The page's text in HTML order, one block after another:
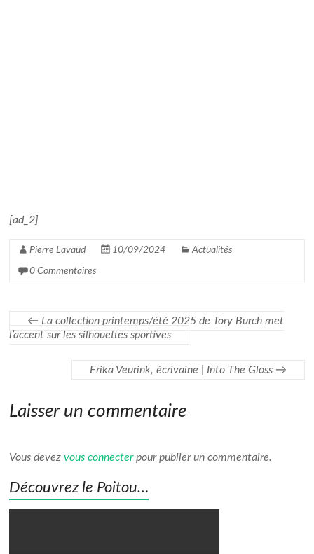
[ad_2]
Pierre Lavaud 10/09/2024 Actualités
0 Commentaires
← La collection printemps/été 2025 de Tory Burch met
l’accent sur les silhouettes sportives
Erika Veurink, écrivaine | Into The Gloss →
Laisser un commentaire
Vous devezvous connecterpour publier un commentaire.
Découvrez le Poitou…